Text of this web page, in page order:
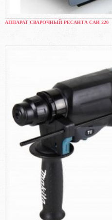
АППАРАТ СВАРОЧНЫЙ РЕСАНТА САИ 220